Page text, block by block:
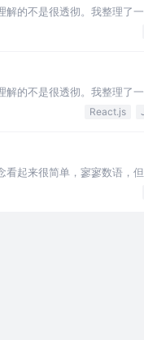
的不是很透彻。我整理了
的不是很透彻。我整理了
React.js
起来很简单，寥寥数语，